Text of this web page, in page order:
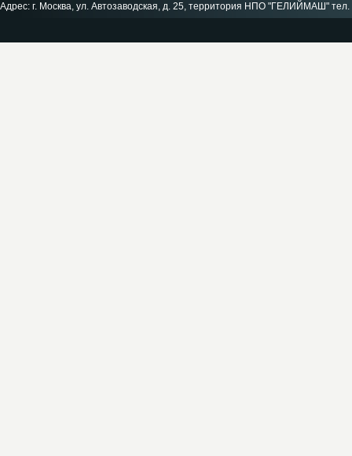
Адрес: г. Москва, ул. Автозаводская, д. 25, территория НПО "ГЕЛИЙМАШ"